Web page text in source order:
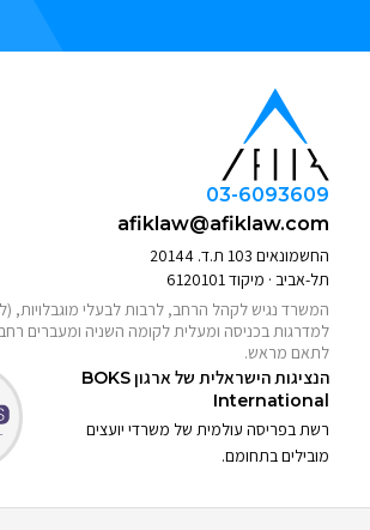
03-6093609
afiklaw@afiklaw.com
החשמונאים 103 ת.ד. 20144
תל-אביב · מיקוד 6120101
המשרד נגיש לקהל הרחב, לרבות לבעלי מוגבלויות,
למדרגות בכניסה ומעלית לקומה השניה ומעברים
לתאם מראש.
הנציגות הישראלית של ארגוןBOKS
International
רשת בפריסה עולמית של משרדי יועצים
מובילים בתחומם.